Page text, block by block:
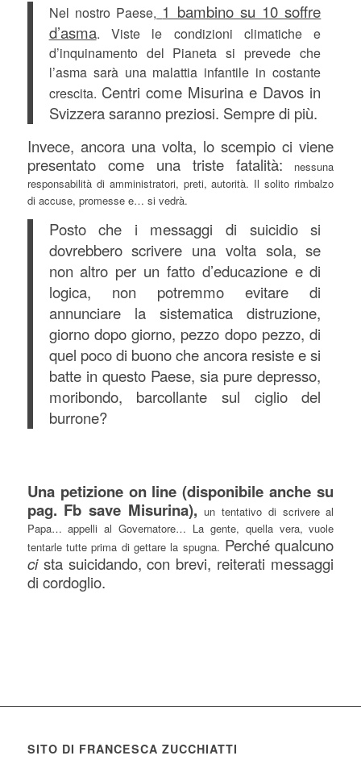
Nel nostro Paese, 1 bambino su 10 soffre
d’asma. Viste le condizioni climatiche e
d’inquinamento del Pianeta si prevede che
l’asma sarà una malattia infantile in costante
crescita. Centri come Misurina e Davos in
Svizzera saranno preziosi. Sempre di più.
Invece, ancora una volta, lo scempio ci viene
presentato come una triste fatalità: nessuna
responsabilità di amministratori, preti, autorità. Il solito rimbalzo
di accuse, promesse e… si vedrà.
Posto che i messaggi di suicidio si
dovrebbero scrivere una volta sola, se
non altro per un fatto d’educazione e di
logica, non potremmo evitare di
annunciare la sistematica distruzione,
giorno dopo giorno, pezzo dopo pezzo, di
quel poco di buono che ancora resiste e si
batte in questo Paese, sia pure depresso,
moribondo, barcollante sul ciglio del
burrone?
Una petizione on line (disponibile anche su
pag. Fb save Misurina), un tentativo di scrivere al
Papa… appelli al Governatore… La gente, quella vera, vuole
tentarle tutte prima di gettare la spugna. Perché qualcuno
cista suicidando, con brevi, reiterati messaggi
di cordoglio.
SITO DI FRANCESCA ZUCCHIATTI